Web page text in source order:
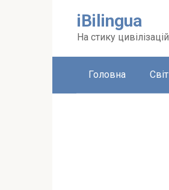
iBilingua
На стику цивілізацій
Головна Світ